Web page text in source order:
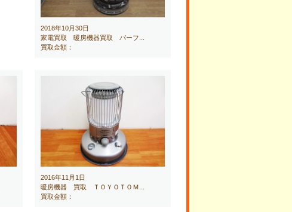
2018年10月30日
家電買取 暖房機器買取 パーフ...
買取金額：
2016年11月1日
暖房機器 買取 ＴＯＹＯＴＯＭ...
買取金額：